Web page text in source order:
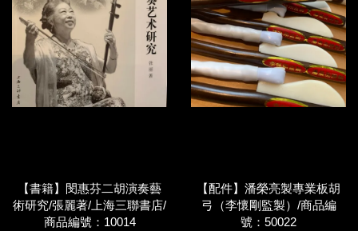
【書籍】閔惠芬二胡演奏藝
術研究/張麗著/上海三聯書店/
商品編號：10014
【配件】潘榮亮製專業板胡
弓（李懷剛監製）/商品編
號：50022